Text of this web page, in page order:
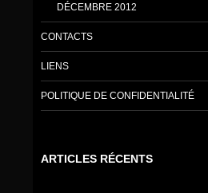
DÉCEMBRE 2012
CONTACTS
LIENS
POLITIQUE DE CONFIDENTIALITÉ
ARTICLES RÉCENTS